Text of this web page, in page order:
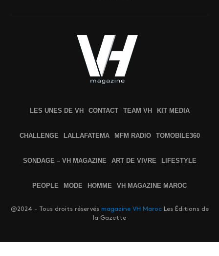
LES UNES DE VH CONTACT TEAM VH KIT MEDIA
CHALLENGE LALLAFATEMA MFM RADIO TOMOBILE360
SONDAGE – VH MAGAZINE ART DE VIVRE LIFESTYLE
PEOPLE MODE HOMME VH MAGAZINE MAROC
@2024 - Tous droits réservés magazine VH MarocLes Éditions de
la Gazette